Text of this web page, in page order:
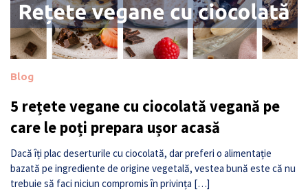
Blog
5 rețete vegane cu ciocolată vegană pe
care le poți prepara ușor acasă
Dacă îți plac deserturile cu ciocolată, dar preferi o alimentație
bazată pe ingrediente de origine vegetală, vestea bună este că nu
trebuie să faci niciun compromis în privința […]